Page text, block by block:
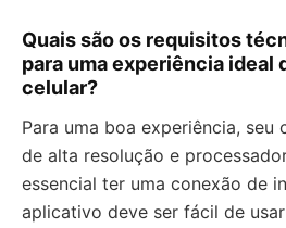
Quais são os requisitos
para uma experiência ideal
celular?
Para uma boa experiência, seu
de alta resolução e
essencial ter uma conexão de
aplicativo deve ser fácil de